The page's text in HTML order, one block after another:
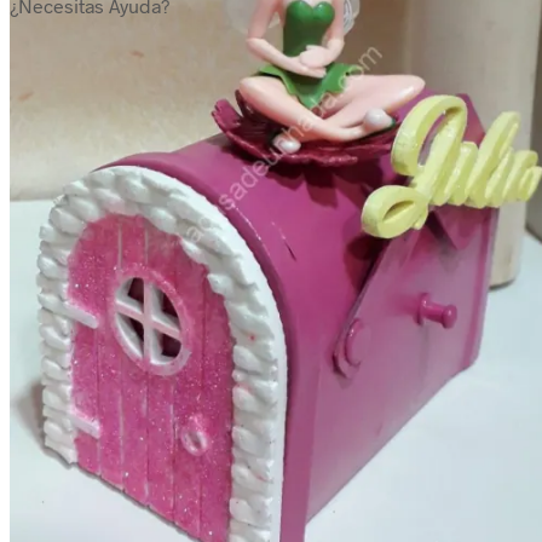
Categorías del producto
Cajas para bebé
Cajas para hombre
Cajas para mujer
Cajas para niños
Detalles para Celebraciones
Bautizos
Bodas
invitaciones de boda
Comuniones
Árboles de huellas
Eventos
Detalles Personalizados
Jabones,champú y Aromas
Ambientadores naturales
bálsamos y cremas naturales
Champú y acondicionador
Jabón para el afeitado
Jabones artesanales
Para regalo
¿Necesitas Ayuda?